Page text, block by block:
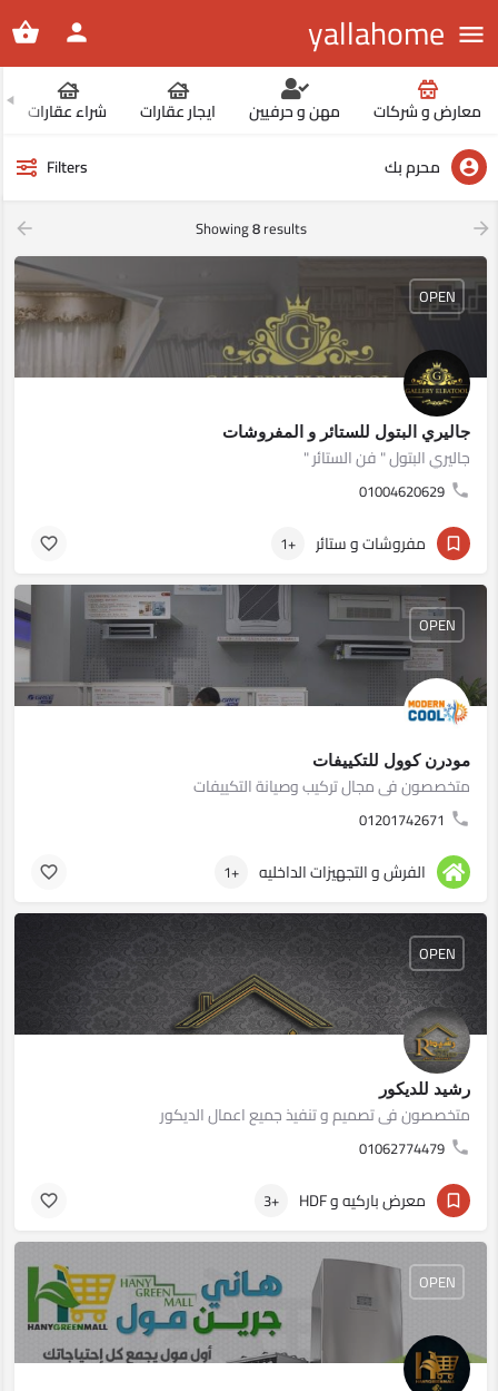
yallahome
معارض و شركات مهن و حرفيين ايجار عقارات
شراء عقارات
محرم بك
Filters
Showing8results
جاليري البتول للستائر و المفروشات
جاليري البتول " فن الستائر "
01004620629
OPEN
مفروشات و ستائر +1
مودرن كوول للتكييفات
متخصصون فى مجال تركيب وصيانة التكييفات
01201742671
OPEN
الفرش و التجهيزات الداخليه +1
رشيد للديكور
متخصصون فى تصميم و تنفيذ جميع اعمال الديكور
01062774479
OPEN
معرض باركيه و HDF +3
OPEN